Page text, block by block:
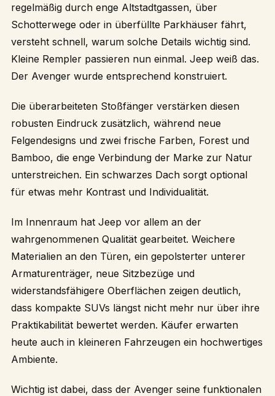
regelmäßig durch enge Altstadtgassen, über
Schotterwege oder in überfüllte Parkhäuser fährt,
versteht schnell, warum solche Details wichtig sind.
Kleine Rempler passieren nun einmal. Jeep weiß das.
Der Avenger wurde entsprechend konstruiert.
Die überarbeiteten Stoßfänger verstärken diesen
robusten Eindruck zusätzlich, während neue
Felgendesigns und zwei frische Farben, Forest und
Bamboo, die enge Verbindung der Marke zur Natur
unterstreichen. Ein schwarzes Dach sorgt optional
für etwas mehr Kontrast und Individualität.
Im Innenraum hat Jeep vor allem an der
wahrgenommenen Qualität gearbeitet. Weichere
Materialien an den Türen, ein gepolsterter unterer
Armaturenträger, neue Sitzbezüge und
widerstandsfähigere Oberflächen zeigen deutlich,
dass kompakte SUVs längst nicht mehr nur über ihre
Praktikabilität bewertet werden. Käufer erwarten
heute auch in kleineren Fahrzeugen ein hochwertiges
Ambiente.
Wichtig ist dabei, dass der Avenger seine funktionalen